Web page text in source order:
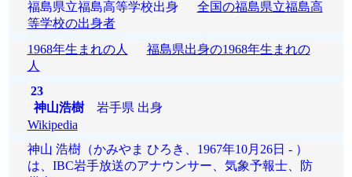
福島県立福島高等学校出身 全国の福島県立福島高
等学校の出身者
1968年生まれの人
福島県出身の1968年生まれの
人
23
神山浩樹岩手県 出身
Wikipedia
神山 浩樹（かみやま ひろき、1967年10月26日 - ）
は、IBC岩手放送のアナウンサー、気象予報士、防